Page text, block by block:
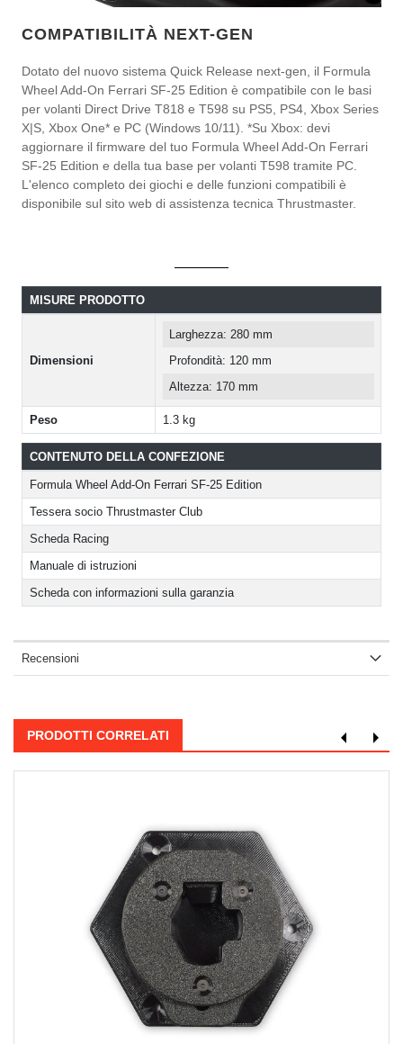
COMPATIBILITÀ NEXT-GEN
Dotato del nuovo sistema Quick Release next-gen, il Formula
Wheel Add-On Ferrari SF-25 Edition è compatibile con le basi
per volanti Direct Drive T818 e T598 su PS5, PS4, Xbox Series
X|S, Xbox One* e PC (Windows 10/11). *Su Xbox: devi
aggiornare il firmware del tuo Formula Wheel Add-On Ferrari
SF-25 Edition e della tua base per volanti T598 tramite PC.
L'elenco completo dei giochi e delle funzioni compatibili è
disponibile sul sito web di assistenza tecnica Thrustmaster.
MISURE PRODOTTO
Dimensioni
Larghezza: 280 mm
Profondità: 120 mm
Altezza: 170 mm
Peso 1.3 kg
CONTENUTO DELLA CONFEZIONE
Formula Wheel Add-On Ferrari SF-25 Edition
Tessera socio Thrustmaster Club
Scheda Racing
Manuale di istruzioni
Scheda con informazioni sulla garanzia
Recensioni
PRODOTTI CORRELATI